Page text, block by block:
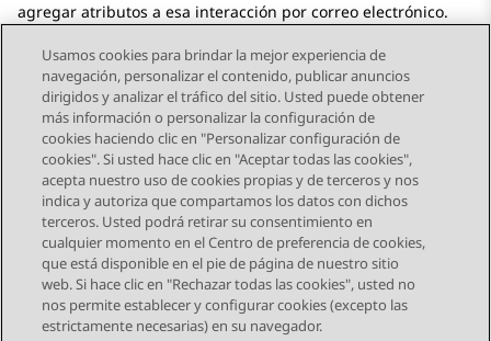
agregar atributos a esa interacción por correo electrónico.
Send Feedback
Navegación de tema
Tema anterior Tema siguiente
STAY CONNECTED
Usamos cookies para brindar la mejor experiencia de
navegación, personalizar el contenido, publicar anuncios
dirigidos y analizar el tráfico del sitio. Usted puede obtener
más información o personalizar la configuración de
cookies haciendo clic en "Personalizar configuración de
cookies". Si usted hace clic en "Aceptar todas las cookies",
acepta nuestro uso de cookies propias y de terceros y nos
indica y autoriza que compartamos los datos con dichos
terceros. Usted podrá retirar su consentimiento en
cualquier momento en el Centro de preferencia de cookies,
que está disponible en el pie de página de nuestro sitio
web. Si hace clic en "Rechazar todas las cookies", usted no
nos permite establecer y configurar cookies (excepto las
estrictamente necesarias) en su navegador.